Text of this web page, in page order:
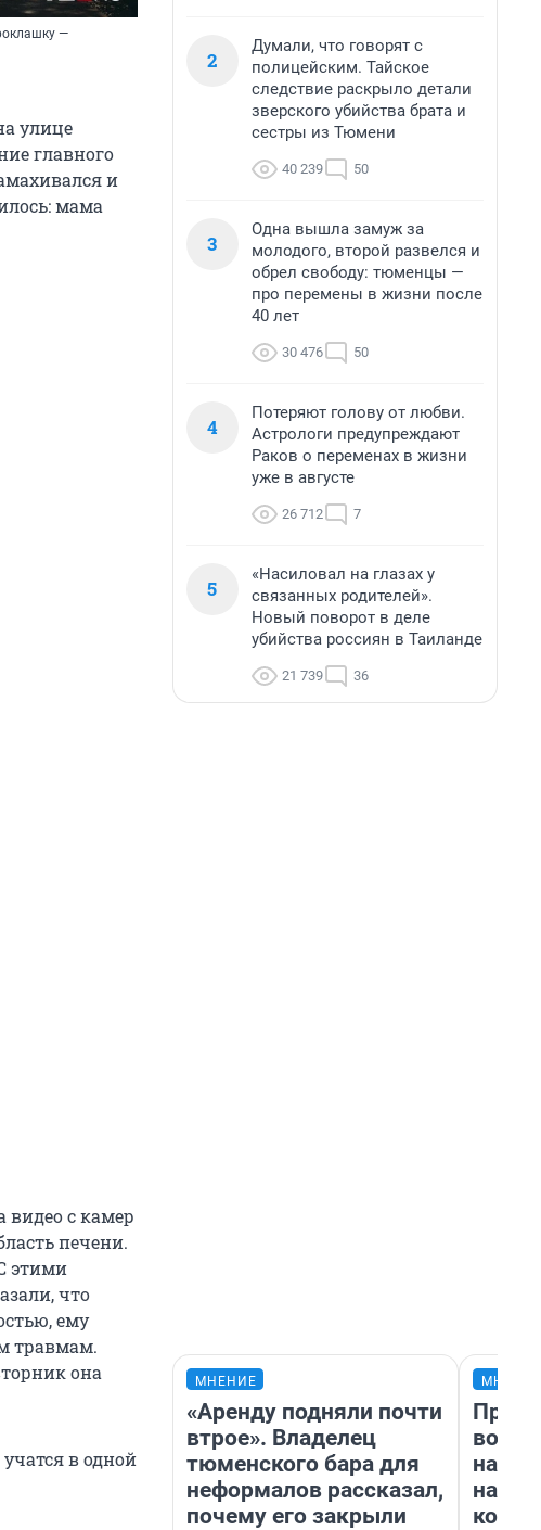
—
улице
главного
и
мама
видео с камер
печени.
этими
что
ему
травмам.
она
в одной
2
Думали, что говорят с
полицейским. Тайское
следствие раскрыло детали
зверского убийства брата и
сестры из Тюмени
40 239 50
3
Одна вышла замуж за
молодого, второй развелся и
обрел свободу: тюменцы —
про перемены в жизни после
40 лет
30 476 50
4
Потеряют голову от любви.
Астрологи предупреждают
Раков о переменах в жизни
уже в августе
26 712 7
5
«Насиловал на глазах у
связанных родителей».
Новый поворот в деле
убийства россиян в Таиланде
21 739 36
МНЕНИЕ
«Аренду подняли почти
втрое». Владелец
тюменского бара для
неформалов рассказал,
почему его закрыли
нам